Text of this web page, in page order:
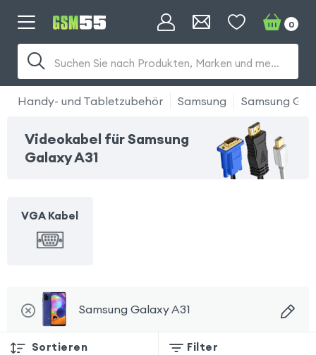
Suchen Sie nach Produkten, Marken und mehr...
0
Handy- und Tabletzubehör Samsung Samsung
Videokabel für Samsung
Galaxy A31
VGA Kabel
Samsung Galaxy A31
Sortieren Filter